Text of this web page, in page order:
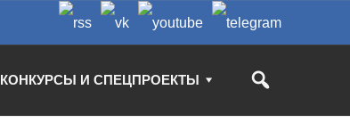
КОНКУРСЫ И СПЕЦПРОЕКТЫ